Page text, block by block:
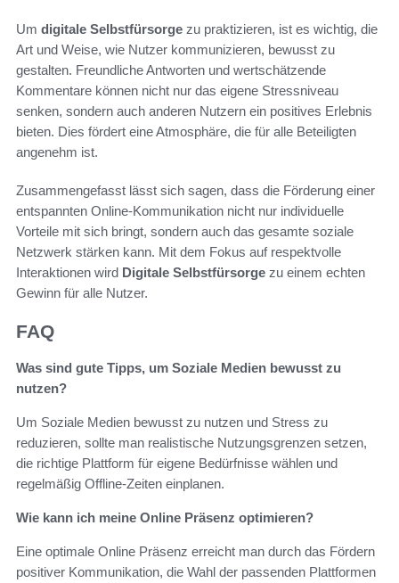
Um digitale Selbstfürsorge zu praktizieren, ist es wichtig, die
Art und Weise, wie Nutzer kommunizieren, bewusst zu
gestalten. Freundliche Antworten und wertschätzende
Kommentare können nicht nur das eigene Stressniveau
senken, sondern auch anderen Nutzern ein positives Erlebnis
bieten. Dies fördert eine Atmosphäre, die für alle Beteiligten
angenehm ist.
Zusammengefasst lässt sich sagen, dass die Förderung einer
entspannten Online-Kommunikation nicht nur individuelle
Vorteile mit sich bringt, sondern auch das gesamte soziale
Netzwerk stärken kann. Mit dem Fokus auf respektvolle
Interaktionen wird Digitale Selbstfürsorge zu einem echten
Gewinn für alle Nutzer.
FAQ
Was sind gute Tipps, um Soziale Medien bewusst zu
nutzen?
Um Soziale Medien bewusst zu nutzen und Stress zu
reduzieren, sollte man realistische Nutzungsgrenzen setzen,
die richtige Plattform für eigene Bedürfnisse wählen und
regelmäßig Offline-Zeiten einplanen.
Wie kann ich meine Online Präsenz optimieren?
Eine optimale Online Präsenz erreicht man durch das Fördern
positiver Kommunikation, die Wahl der passenden Plattformen